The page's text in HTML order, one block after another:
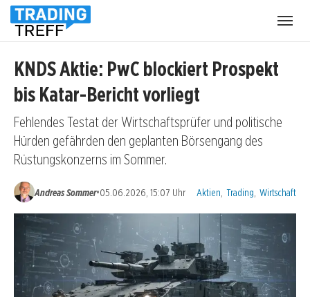
KNDS Aktie: PwC blockiert Prospekt
bis Katar-Bericht vorliegt
Fehlendes Testat der Wirtschaftsprüfer und politische
Hürden gefährden den geplanten Börsengang des
Rüstungskonzerns im Sommer.
Andreas Sommer•05.06.2026, 15:07 Uhr Kategorien:
Aktien Trading Wirtschaft